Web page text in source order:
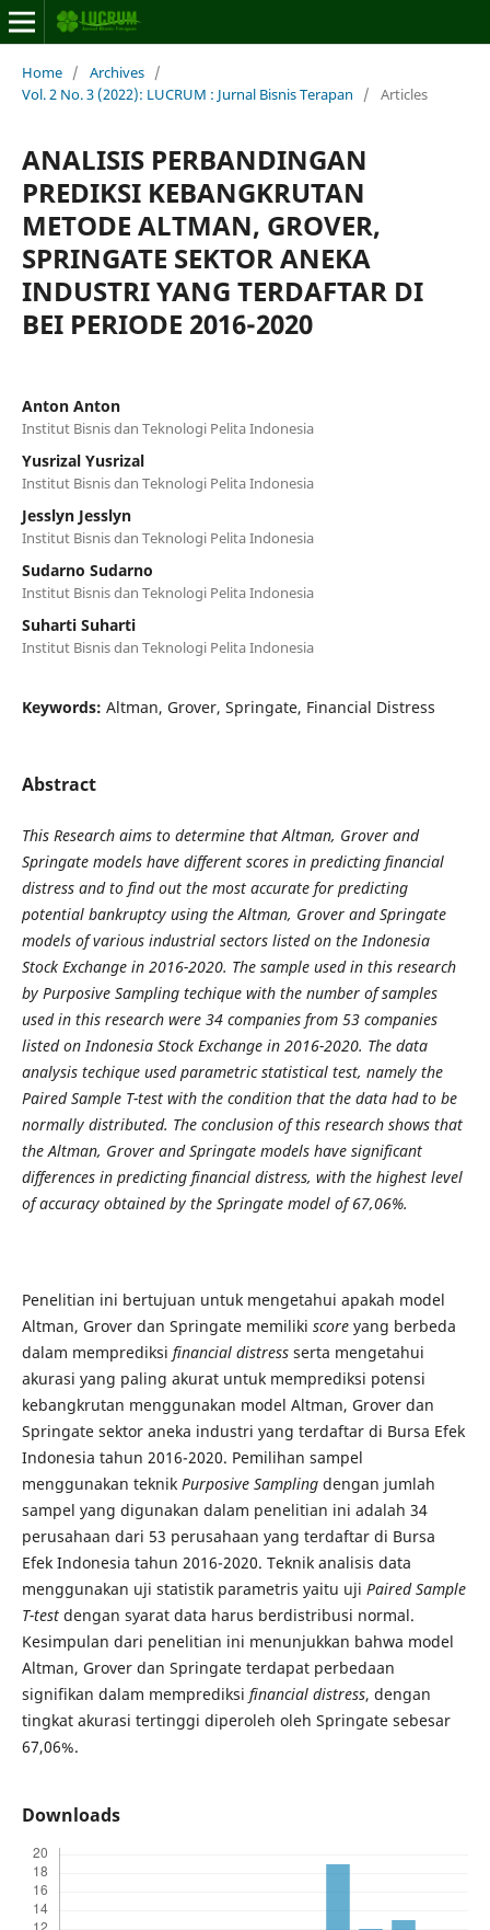
Home / Archives /
Vol. 2 No. 3 (2022): LUCRUM : Jurnal Bisnis Terapan
/ Articles
ANALISIS PERBANDINGAN
PREDIKSI KEBANGKRUTAN
METODE ALTMAN, GROVER,
SPRINGATE SEKTOR ANEKA
INDUSTRI YANG TERDAFTAR DI
BEI PERIODE 2016-2020
Anton Anton
Institut Bisnis dan Teknologi Pelita Indonesia
Yusrizal Yusrizal
Institut Bisnis dan Teknologi Pelita Indonesia
Jesslyn Jesslyn
Institut Bisnis dan Teknologi Pelita Indonesia
Sudarno Sudarno
Institut Bisnis dan Teknologi Pelita Indonesia
Suharti Suharti
Institut Bisnis dan Teknologi Pelita Indonesia
Keywords: Altman, Grover, Springate, Financial Distress
Abstract
This Research aims to determine that Altman, Grover and
Springate models have different scores in predicting financial
distress and to find out the most accurate for predicting
potential bankruptcy using the Altman, Grover and Springate
models of various industrial sectors listed on the Indonesia
Stock Exchange in 2016-2020. The sample used in this research
by Purposive Sampling techique with the number of samples
used in this research were 34 companies from 53 companies
listed on Indonesia Stock Exchange in 2016-2020. The data
analysis techique used parametric statistical test, namely the
Paired Sample T-test with the condition that the data had to be
normally distributed. The conclusion of this research shows that
the Altman, Grover and Springate models have significant
differences in predicting financial distress, with the highest level
of accuracy obtained by the Springate model of 67,06%.
Penelitian ini bertujuan untuk mengetahui apakah model
Altman, Grover dan Springate memiliki scoreyang berbeda
dalam memprediksi financial distressserta mengetahui
akurasi yang paling akurat untuk memprediksi potensi
kebangkrutan menggunakan model Altman, Grover dan
Springate sektor aneka industri yang terdaftar di Bursa Efek
Indonesia tahun 2016-2020. Pemilihan sampel
menggunakan teknik Purposive Samplingdengan jumlah
sampel yang digunakan dalam penelitian ini adalah 34
perusahaan dari 53 perusahaan yang terdaftar di Bursa
Efek Indonesia tahun 2016-2020. Teknik analisis data
menggunakan uji statistik parametris yaitu uji Paired Sample
T-test dengan syarat data harus berdistribusi normal.
Kesimpulan dari penelitian ini menunjukkan bahwa model
Altman, Grover dan Springate terdapat perbedaan
signifikan dalam memprediksi financial distress, dengan
tingkat akurasi tertinggi diperoleh oleh Springate sebesar
67,06%.
Downloads